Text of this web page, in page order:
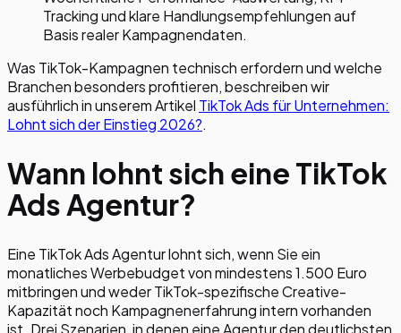
Tracking und klare Handlungsempfehlungen auf
Basis realer Kampagnendaten.
Was TikTok-Kampagnen technisch erfordern und welche
Branchen besonders profitieren, beschreiben wir
ausführlich in unserem Artikel TikTok Ads für Unternehmen:
Lohnt sich der Einstieg 2026?.
Wann lohnt sich eine TikTok
Ads Agentur?
Eine TikTok Ads Agentur lohnt sich, wenn Sie ein
monatliches Werbebudget von mindestens 1.500 Euro
mitbringen und weder TikTok-spezifische Creative-
Kapazität noch Kampagnenerfahrung intern vorhanden
ist. Drei Szenarien, in denen eine Agentur den deutlichsten